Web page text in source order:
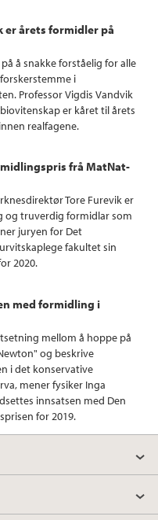
er årets formidler på
å snakke forståelig for alle
i
Professor Vigdis Vandvik
er kåret til årets
realfagene.
frå MatNat-
Tore Furevik er
og truverdig formidlar som
juryen for Det
fakultet sin
2020.
med formidling i
mellom å hoppe på
og beskrive
i det konservative
mener fysiker Inga
innsatsen med Den
for 2019.